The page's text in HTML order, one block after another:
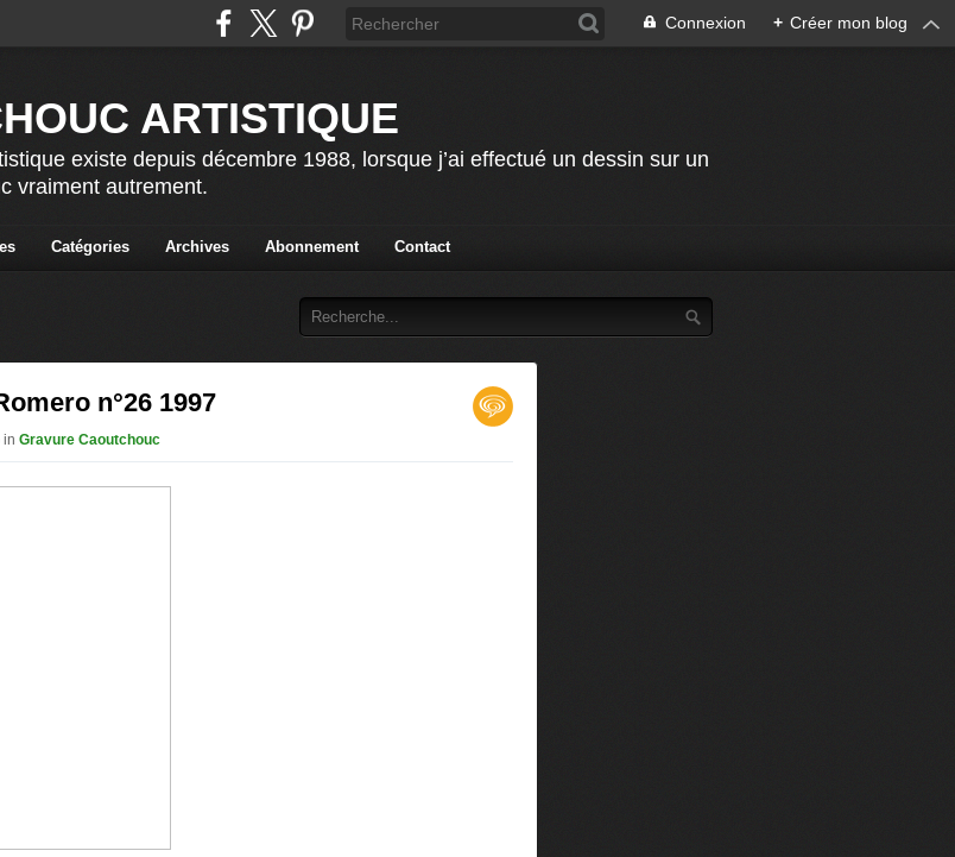
Connexion + Créer mon blog
ARTISTIQUE
existe depuis décembre 1988, lorsque j’ai effectué un dessin sur un
vraiment autrement.
Catégories Archives Abonnement Contact
n°26 1997
in Gravure Caoutchouc